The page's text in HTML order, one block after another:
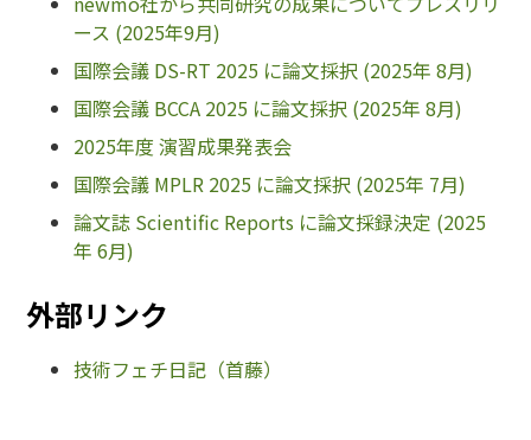
ース (2025年9月)
国際会議 DS-RT 2025 に論文採択 (2025年 8月)
国際会議 BCCA 2025 に論文採択 (2025年 8月)
2025年度 演習成果発表会
国際会議 MPLR 2025 に論文採択 (2025年 7月)
論文誌 Scientific Reports に論文採録決定 (2025
年 6月)
外部リンク
技術フェチ日記（首藤）